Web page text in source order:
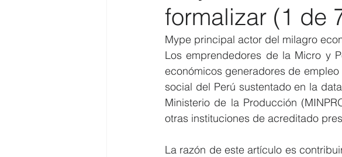
formalizar (1 de
Mype principal actor del milagro
Los emprendedores de la Micro y
económicos generadores de
social del Perú sustentado en la
Ministerio de la Producción
otras instituciones de acreditado
La razón de este artículo es